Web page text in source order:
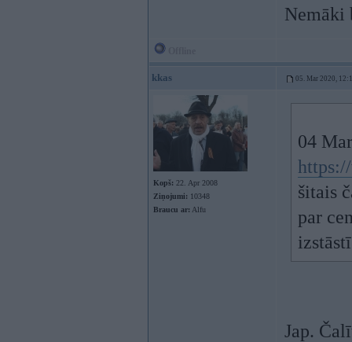
Nemāki
kkas 05. Mar 2020,
Kopš: 22. Apr 2008
Ziņojumi: 10348
Braucu ar: Alfu
04
šitais
par
Jap.